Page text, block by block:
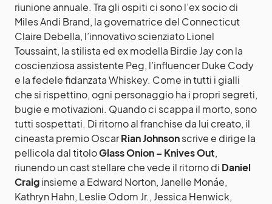
riunione annuale. Tra gli ospiti ci sono l’ex socio di
Miles Andi Brand, la governatrice del Connecticut
Claire Debella, l’innovativo scienziato Lionel
Toussaint, la stilista ed ex modella Birdie Jay con la
coscienziosa assistente Peg, l’influencer Duke Cody
e la fedele fidanzata Whiskey. Come in tutti i gialli
che si rispettino, ogni personaggio ha i propri segreti,
bugie e motivazioni. Quando ci scappa il morto, sono
tutti sospettati. Di ritorno al franchise da lui creato, il
cineasta premio OscarRian Johnsonscrive e dirige la
pellicola dal titoloGlass Onion – Knives Out,
riunendo un cast stellare che vede il ritorno di Daniel
Craiginsieme a Edward Norton, Janelle Monáe,
Kathryn Hahn, Leslie Odom Jr., Jessica Henwick,